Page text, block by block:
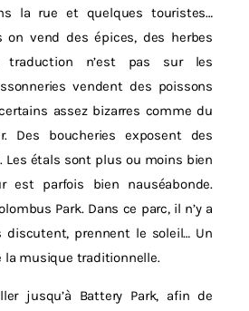
la rue et quelques touristes…
on vend des épices, des herbes
traduction n’est pas sur les
vendent des poissons
assez bizarres comme du
Des boucheries exposent des
Les étals sont plus ou moins bien
est parfois bien nauséabonde.
Park. Dans ce parc, il n’y a
discutent, prennent le soleil… Un
la musique traditionnelle.
jusqu’à Battery Park, afin de